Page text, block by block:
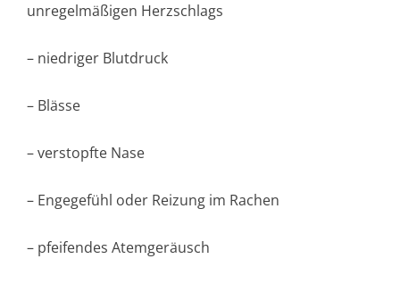
unregelmäßigen Herzschlags
– niedriger Blutdruck
– Blässe
– verstopfte Nase
– Engegefühl oder Reizung im Rachen
– pfeifendes Atemgeräusch